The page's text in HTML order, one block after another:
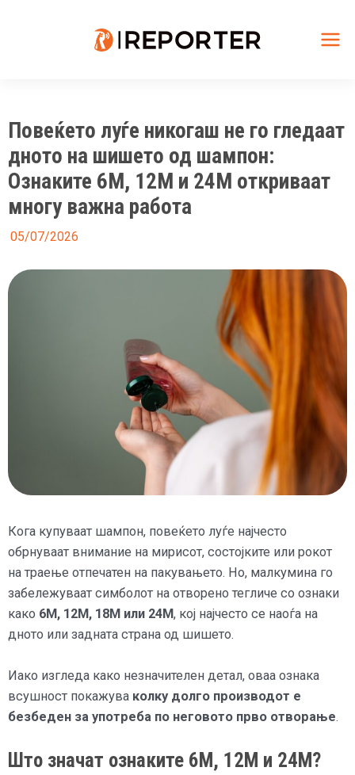
Повеќето луѓе никогаш не го гледаат
дното на шишето од шампон:
Ознаките 6M, 12M и 24M откриваат
многу важна работа
05/07/2026
Кога купуваат шампон, повеќето луѓе најчесто
обрнуваат внимание на мирисот, состојките или рокот
на траење отпечатен на пакувањето. Но, малкумина го
забележуваат симболот на отворено тегличе со ознаки
како 6M, 12M, 18M или 24M, кој најчесто се наоѓа на
дното или задната страна од шишето.
Иако изгледа како незначителен детал, оваа ознака
всушност покажува колку долго производот е
безбеден за употреба по неговото прво отворање.
Што значат ознаките 6M, 12M и 24M?